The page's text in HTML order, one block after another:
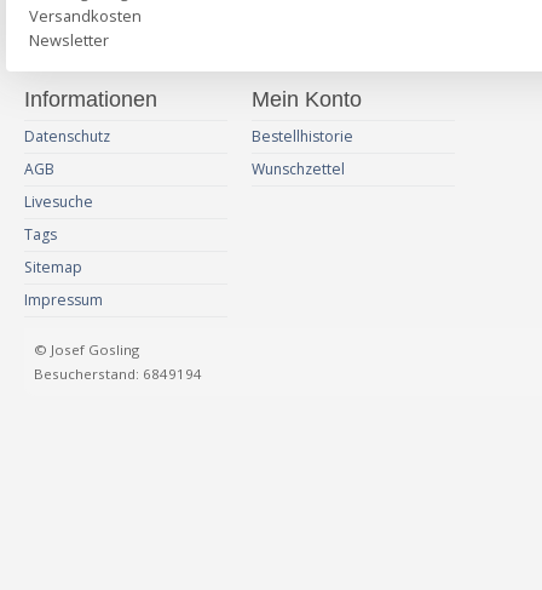
Versandkosten
Newsletter
Informationen
Datenschutz
AGB
Livesuche
Tags
Sitemap
Impressum
Mein Konto
Bestellhistorie
Wunschzettel
© Josef Gosling
Besucherstand: 6849194